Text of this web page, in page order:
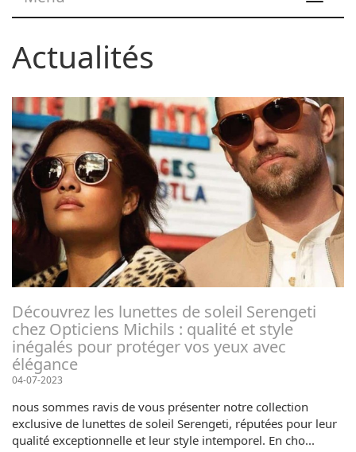
Actualités
Découvrez les lunettes de soleil Serengeti
chez Opticiens Michils : qualité et style
inégalés pour protéger vos yeux avec
élégance
04-07-2023
nous sommes ravis de vous présenter notre collection
exclusive de lunettes de soleil Serengeti, réputées pour leur
qualité exceptionnelle et leur style intemporel. En cho...